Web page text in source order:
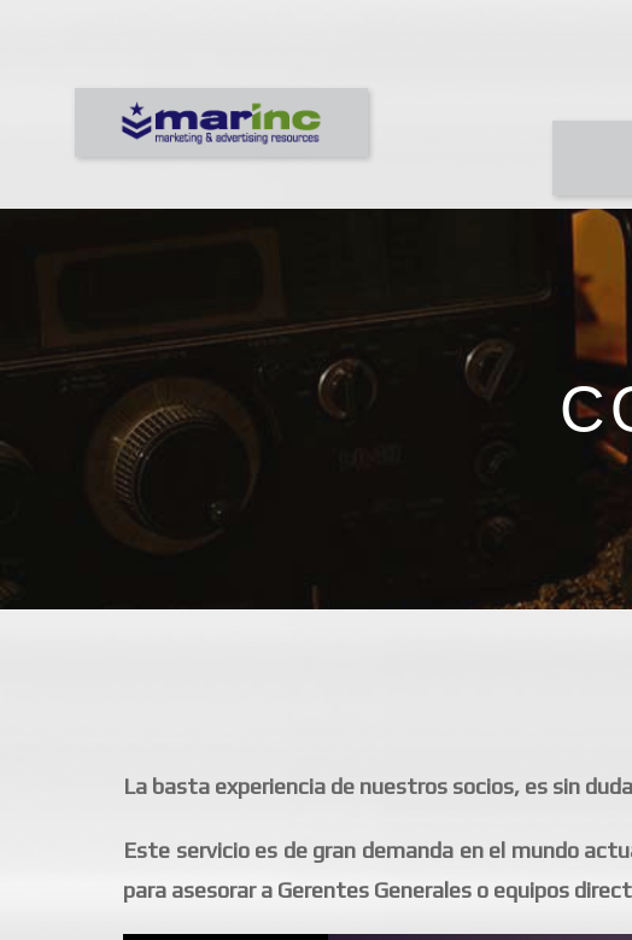
La basta experiencia de nuestros socios, es sin
Este servicio es de gran demanda en el mundo
para asesorar a Gerentes Generales o equipos